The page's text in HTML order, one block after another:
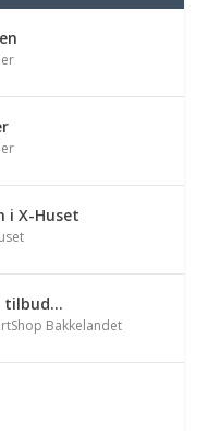
i X-Huset
tilbud…
Bakkelandet